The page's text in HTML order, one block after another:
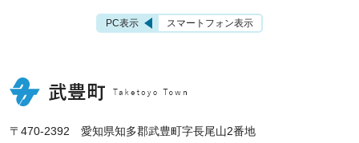
PC表示 スマートフォン表示
〒470-2392 愛知県知多郡武豊町字長尾山2番地